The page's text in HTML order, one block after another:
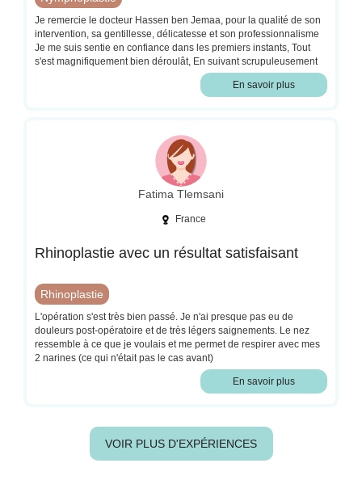
Je remercie le docteur Hassen ben Jemaa, pour la qualité de son
intervention, sa gentillesse, délicatesse et son professionnalisme
Je me suis sentie en confiance dans les premiers instants, Tout
s'est magnifiquement bien déroulât, En suivant scrupuleusement
tous ses conseils post opératoire, et après une semaine de
l'intervention, le résultat est incroyable Merci a vous Docteur de
En savoir plus
Fatima Tlemsani
France
Rhinoplastie avec un résultat satisfaisant
Rhinoplastie
L'opération s'est très bien passé. Je n'ai presque pas eu de
douleurs post-opératoire et de très légers saignements. Le nez
ressemble à ce que je voulais et me permet de respirer avec mes
2 narines (ce qui n'était pas le cas avant)
En savoir plus
VOIR PLUS D'EXPÉRIENCES